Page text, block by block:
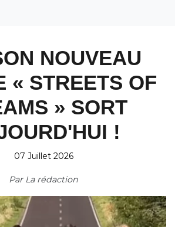
NOUVEAU
« STREETS OF
» SORT
!
07 Juillet 2026
Par La rédaction